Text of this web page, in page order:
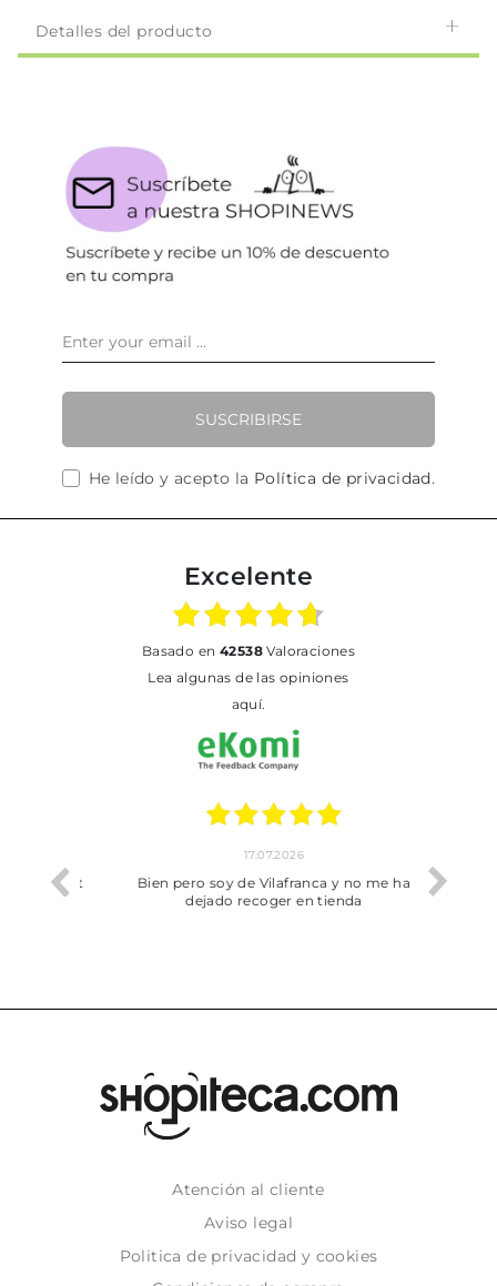
Detalles del producto
SUSCRIBIRSE
He leído y acepto la Política de privacidad.
Excelente
basado en 42538Valoraciones
Lea algunas de las opiniones
aquí.
trobat
17.07.2026
Bien pero soy de Vilafranca y no me ha
dejado recoger en tienda
Atención al cliente
Aviso legal
Politica de privacidad y cookies